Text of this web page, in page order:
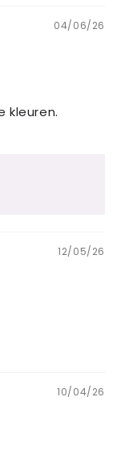
04/06/26
kleuren.
12/05/26
10/04/26